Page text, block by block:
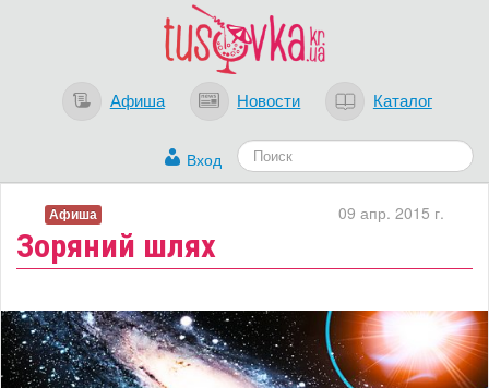
Афиша Новости Каталог
Вход
Зоряний шлях
09 апр. 2015 г.
Афиша